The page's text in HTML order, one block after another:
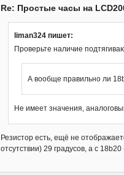
Re: Простые часы на
liman324 пишет:
Проверьте наличие
А вообще правильно ли
Не имеет значения,
Резистор есть, ещё не
отсутствии) 29 градусов, а с 18b20